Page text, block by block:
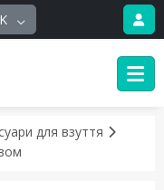
для взуття